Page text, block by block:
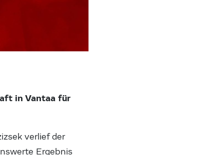
in Vantaa für
verlief der
Ergebnis